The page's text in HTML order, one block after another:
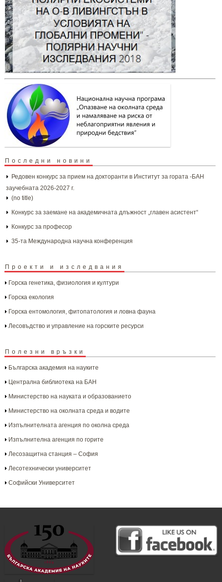
Последни новини
Редовен конкурс за прием на докторанти в Институт за гората -БАН
заучебната 2026-2027 г.
(no title)
Конкурс за заемане на академичната длъжност „главен асистент“
Конкурс за професор
35-та Международна научна конференция
Проекти и изследвания
Горска генетика, физиология и култури
Горска екология
Горска ентомология, фитопатология и ловна фауна
Лесовъдство и управление на горските ресурси
Полезни връзки
Българска aкадемия на науките
Централна библиотека на БАН
Министерство на науката и образованието
Министерство на околната среда и водите
Изпълнителната агенция по околна среда
Изпълнителна агенция по горите
Лесозащитна станция – София
Лесотехнически университет
Софийски Университет